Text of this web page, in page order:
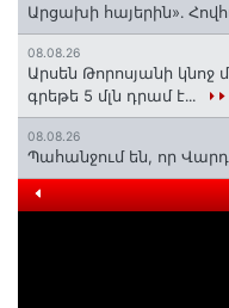
Արցախի հայերին»․
08.08.26
Արսեն Թորոսյանի
գրեթե 5 մլն դրամ է․․․
08.08.26
Պահանջում են, որ